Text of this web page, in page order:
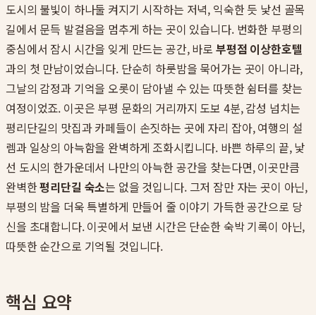
도시의 불빛이 하나둘 켜지기 시작하는 저녁, 익숙한 듯 낯선 골목
길에서 문득 발걸음을 멈추게 하는 곳이 있습니다. 번화한 부평의
중심에서 잠시 시간을 잊게 만드는 공간, 바로 부평점 이상한호텔
과의 첫 만남이었습니다. 단순히 하룻밤을 묵어가는 곳이 아니라,
그날의 감정과 기억을 오롯이 담아낼 수 있는 따뜻한 쉼터를 찾는
여정이었죠. 이곳은 부평 문화의 거리까지 도보 4분, 감성 넘치는
평리단길의 맛집과 카페들이 손짓하는 곳에 자리 잡아, 여행의 설
렘과 일상의 아늑함을 완벽하게 조화시킵니다. 바쁜 하루의 끝, 낯
선 도시의 한가운데서 나만의 아늑한 공간을 찾는다면, 이곳만큼
완벽한평리단길 숙소는 없을 것입니다. 그저 잠만 자는 곳이 아닌,
부평의 밤을 더욱 특별하게 만들어 줄 이야기 가득한 공간으로 당
신을 초대합니다. 이곳에서 보낸 시간은 단순한 숙박 기록이 아닌,
따뜻한 순간으로 기억될 것입니다.
핵심 요약